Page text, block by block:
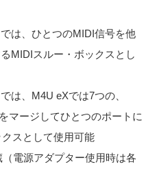
は、ひとつのMIDI信号を他
MIDIスルー・ボックスとし
は、M4U eXでは7つの、
マージしてひとつのポートに
スとして使用可能
電源アダプター使用時は各